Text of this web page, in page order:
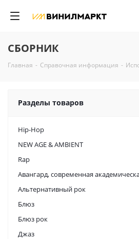
СБОРНИК
Главная - Справочная информация -
Разделы товаров
Hip-Hop
NEW AGE & AMBIENT
Rap
Авангард, современная
Альтернативный рок
Блюз
Блюз рок
Джаз